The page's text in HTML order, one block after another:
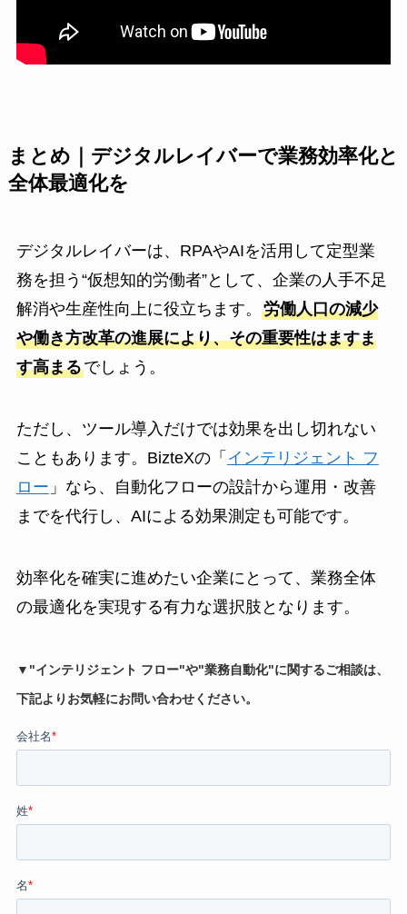
まとめ｜デジタルレイバーで業務効率化と
全体最適化を
デジタルレイバーは、RPAやAIを活用して定型業
務を担う“仮想知的労働者”として、企業の人手不足
解消や生産性向上に役立ちます。 労働人口の減少
や働き方改革の進展により、その重要性はますま
す高まるでしょう。
ただし、ツール導入だけでは効果を出し切れない
こともあります。BizteXの「 インテリジェント フ
ロー 」なら、自動化フローの設計から運用・改善
までを代行し、AIによる効果測定も可能です。
効率化を確実に進めたい企業にとって、業務全体
の最適化を実現する有力な選択肢となります。
▼"インテリジェント フロー"や"業務自動化"に関するご相談は、
下記よりお気軽にお問い合わせください。